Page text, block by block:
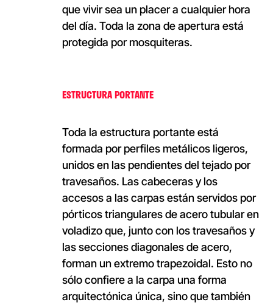
que vivir sea un placer a cualquier hora
del día. Toda la zona de apertura está
protegida por mosquiteras.
ESTRUCTURA PORTANTE
Toda la estructura portante está
formada por perfiles metálicos ligeros,
unidos en las pendientes del tejado por
travesaños. Las cabeceras y los
accesos a las carpas están servidos por
pórticos triangulares de acero tubular en
voladizo que, junto con los travesaños y
las secciones diagonales de acero,
forman un extremo trapezoidal. Esto no
sólo confiere a la carpa una forma
arquitectónica única, sino que también